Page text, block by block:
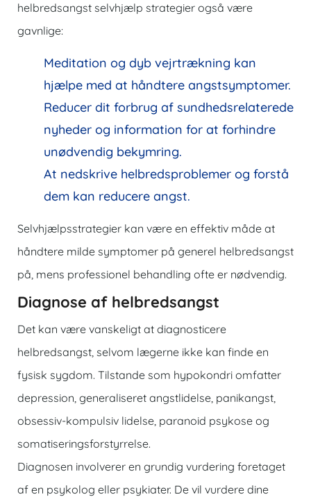
helbredsangst selvhjælp strategier også være
gavnlige:
Meditation og dyb vejrtrækning kan
hjælpe med at håndtere angstsymptomer.
Reducer dit forbrug af sundhedsrelaterede
nyheder og information for at forhindre
unødvendig bekymring.
At nedskrive helbredsproblemer og forstå
dem kan reducere angst.
Selvhjælpsstrategier kan være en effektiv måde at
håndtere milde symptomer på generel helbredsangst
på, mens professionel behandling ofte er nødvendig.
Diagnose af helbredsangst
Det kan være vanskeligt at diagnosticere
helbredsangst, selvom lægerne ikke kan finde en
fysisk sygdom. Tilstande som hypokondri omfatter
depression, generaliseret angstlidelse, panikangst,
obsessiv-kompulsiv lidelse, paranoid psykose og
somatiseringsforstyrrelse.
Diagnosen involverer en grundig vurdering foretaget
af en psykolog eller psykiater. De vil vurdere dine